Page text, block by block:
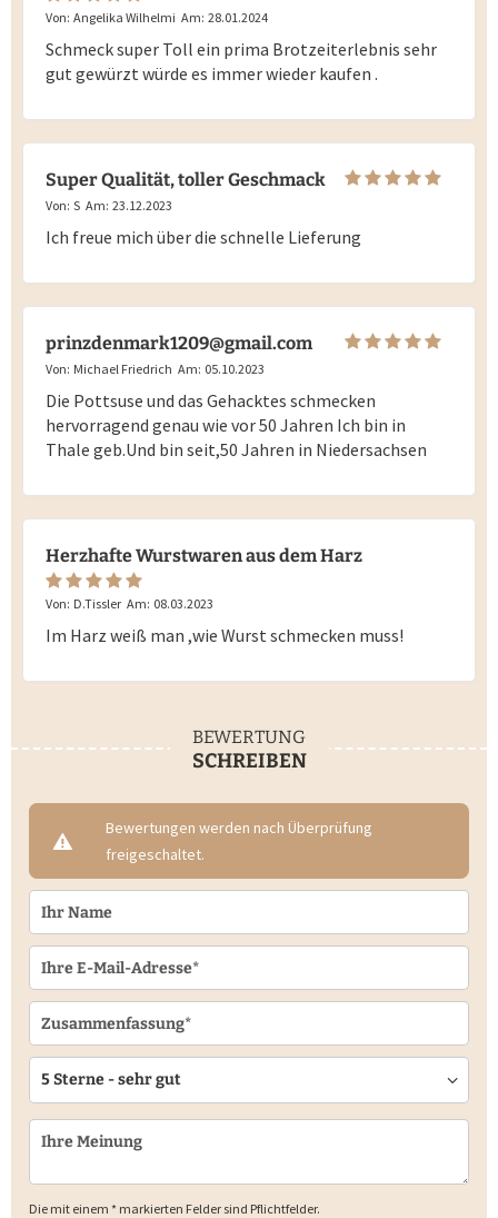
Von: Angelika Wilhelmi Am: 28.01.2024
Schmeck super Toll ein prima Brotzeiterlebnis sehr
gut gewürzt würde es immer wieder kaufen .
Super Qualität, toller Geschmack
Von: S Am: 23.12.2023
Ich freue mich über die schnelle Lieferung
prinzdenmark1209@gmail.com
Von: Michael Friedrich Am: 05.10.2023
Die Pottsuse und das Gehacktes schmecken
hervorragend genau wie vor 50 Jahren Ich bin in
Thale geb.Und bin seit,50 Jahren in Niedersachsen
Herzhafte Wurstwaren aus dem Harz
Von: D.Tissler Am: 08.03.2023
Im Harz weiß man ,wie Wurst schmecken muss!
BEWERTUNG
SCHREIBEN
Bewertungen werden nach Überprüfung
freigeschaltet.
Die mit einem * markierten Felder sind Pflichtfelder.